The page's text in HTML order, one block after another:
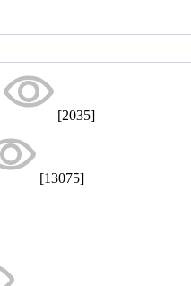
[2035]
[13075]